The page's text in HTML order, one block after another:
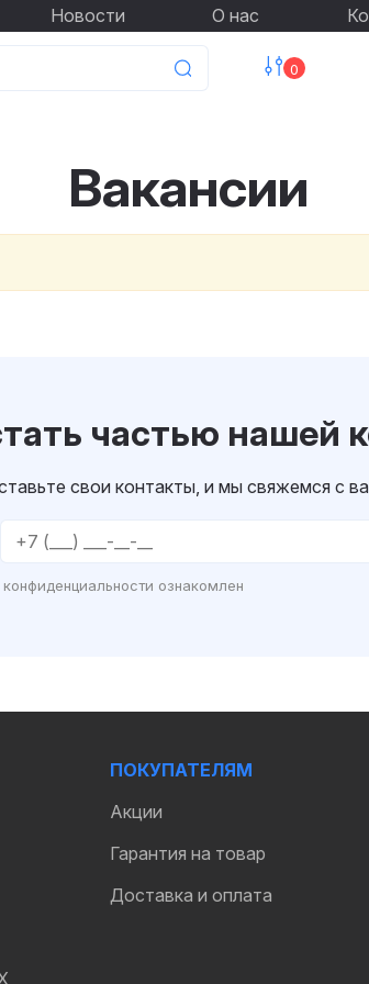
Новости О нас
0
Вакансии
частью нашей
свои контакты, и мы свяжемся с
ознакомлен
ПОКУПАТЕЛЯМ
Акции
Гарантия на товар
Доставка и оплата